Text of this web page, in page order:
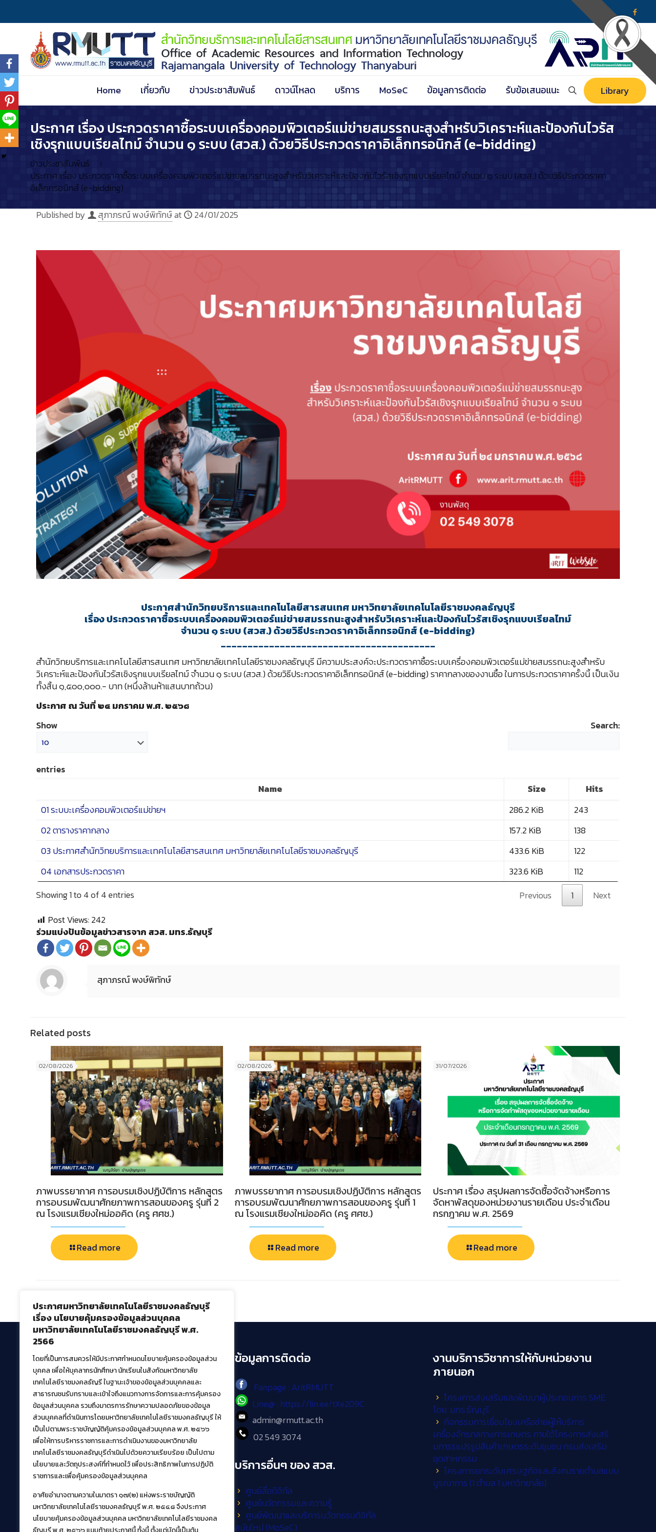
ประกาศมหาวิทยาลัยเทคโนโลยีราชมงคลธัญบุรี
เรื่อง นโยบายคุ้มครองข้อมูลส่วนบุคคล
มหาวิทยาลัยเทคโนโลยีราชมงคลธัญบุรี พ.ศ.
2566
โดยที่เป็นการสมควรให้มีประกาศกำหนดนโยบายคุ้มครองข้อมูลส่วน
บุคคล เพื่อให้บุคลากรนักศึกษา นักเรียนในสังกัดมหาวิทยาลัย
เทคโนโลยีราชมงคลธัญรี ในฐานะเจ้าของข้อมูลส่วนบุคคลและ
สาธารณชนรับทราบและเข้าใจถึงแนวทางการจัดการและการคุ้มครอง
ข้อมูลส่วนบุคคล รวมถึงมาตรการรักษาความปลอดภัยของข้อมูล
ส่วนบุคคลที่ดำเนินการโดยมหาวิทยาลัยเทคโนโลยีราชมงคลธัญบุรี ให้
เป็นไปตามพระราชบัญญัติคุ้มครองข้อมูลส่วนบุคคล พ.ศ. ๒๕๖๖
เพื่อให้การบริหารราชการและการดำเนินงานของมหาวิทยาลัย
เทคโนโลยีราชมงคลธัญบุรีดำเนินไปด้วยความเรียบร้อย เป็นไปตาม
นโยบายและวัตถุประสงค์ที่กำหนดไว้ เพื่อประสิทธิภาพในการปฏิบัติ
ราชการและเพื่อคุ้มครองข้อมูลส่วนบุคคล
อาศัยอำนาจตามความในมาตรา ๑๗(๒) แห่งพระราชบัญญัติ
มหาวิทยาลัยเทคโนโลยีราชมงคลธัญบุรี พ.ศ. ๒๕๔๘ จึงประกาศ
นโยบายคุ้มครองข้อมูลส่วนบุคคล มหาวิทยาลัยเทคโนโลยีราชมงคล
Home เกี่ยวกับ ข่าวประชาสัมพันธ์ ดาวน์โหลด บริการ MoSeC ข้อมูลการติดต่อ รับข้อเสนอแนะ Library
ประกาศ เรื่อง ประกวดราคาซื้อระบบเครื่องคอมพิวเตอร์แม่ข่ายสมรรถนะสูงสำหรับวิเคราะห์และป้องกันไวรัส
เชิงรุกแบบเรียลไทม์ จำนวน ๑ ระบบ (สวส.) ด้วยวิธีประกวดราคาอิเล็กทรอนิกส์ (e-bidding)
ข่าวประชาสัมพันธ์
ประกาศ เรื่อง ประกวดราคาซื้อระบบเครื่องคอมพิวเตอร์แม่ข่ายสมรรถนะสูงสำหรับวิเคราะห์และป้องกันไวรัสเชิงรุกแบบเรียลไทม์ จำนวน ๑ ระบบ (สวส.) ด้วยวิธีประกวดราคา
อิเล็กทรอนิกส์ (e-bidding)
Published by สุภาภรณ์ พงษ์พิทักษ์at 24/01/2025
ประกาศสำนักวิทยบริการและเทคโนโลยีสารสนเทศ มหาวิทยาลัยเทคโนโลยีราชมงคลธัญบุรี
เรื่อง ประกวดราคาซื้อระบบเครื่องคอมพิวเตอร์แม่ข่ายสมรรถนะสูงสำหรับวิเคราะห์และป้องกันไวรัสเชิงรุกแบบเรียลไทม์
จำนวน ๑ ระบบ (สวส.) ด้วยวิธีประกวดราคาอิเล็กทรอนิกส์ (e-bidding)
________________________________________
สำนักวิทยบริการและเทคโนโลยีสารสนเทศ มหาวิทยาลัยเทคโนโลยีราชมงคลธัญบุรี มีความประสงค์จะประกวดราคาซื้อระบบเครื่องคอมพิวเตอร์แม่ข่ายสมรรถนะสูงสำหรับ
วิเคราะห์และป้องกันไวรัสเชิงรุกแบบเรียลไทม์ จำนวน ๑ ระบบ (สวส.) ด้วยวิธีประกวดราคาอิเล็กทรอนิกส์ (e-bidding) ราคากลางของงานซื้อ ในการประกวดราคาครั้งนี้ เป็นเงิน
ทั้งสิ้น ๑,๕๐๐,๐๐๐.- บาท (หนึ่งล้านห้าแสนบาทถ้วน)
ประกาศ ณ วันที่ ๒๔ มกราคม พ.ศ. ๒๕๖๘
Show
entries
Search:
Name Size
Hits
01 ระบบะเครื่องคอมพิวเตอร์แม่ข่ายฯ
286.2 KiB
243
02 ตารางราคากลาง
157.2 KiB
138
03 ประกาศสำนักวิทยบริการและเทคโนโลยีสารสนเทศ มหาวิทยาลัยเทคโนโลยีราชมงคลธัญบุรี
433.6 KiB
122
04 เอกสารประกวดราคา
323.6 KiB
112
Showing 1 to 4 of 4 entries
Previous 1
Next
Post Views:242
ร่วมแบ่งปันข้อมูลข่าวสารจาก สวส. มทร.ธัญบุรี
สุภาภรณ์ พงษ์พิทักษ์
Related posts
02/08/2026
ภาพบรรยากาศ การอบรมเชิงปฏิบัติการ หลักสูตร
การอบรมพัฒนาศักยภาพการสอนของครู รุ่นที่ 2
ณ โรงแรมเชียงใหม่ออคิด (ครู ศศช.)
Read more
02/08/2026
ภาพบรรยากาศ การอบรมเชิงปฏิบัติการ หลักสูตร
การอบรมพัฒนาศักยภาพการสอนของครู รุ่นที่ 1
ณ โรงแรมเชียงใหม่ออคิด (ครู ศศช.)
Read more
31/07/2026
ประกาศ เรื่อง สรุปผลการจัดซื้อจัดจ้างหรือการ
จัดหาพัสดุของหน่วยงานรายเดือน ประจำเดือน
กรกฎาคม พ.ศ. 2569
Read more
สำนักวิทยบริการและเทคโนโลยีสารสนเทศ
มหาวิทยาลัยเทคโนโลยีราชมงคลธัญบุรี
39 หมู่ที่ 1 ตำบลคลองหก อำเภอคลองหลวง จังหวัด
ปทุมธานี 12120
เผยแพร่ข้อมูลโดย.บุคลากร สวส.
สร้างและพัฒนาโดย.
ฝ่ายพัฒนาและเผยแพร่ข้อมูลเว็บไซต์
ข้อมูลการติดต่อ
Fanpage : AritRMUTT
Line@ : https://lin.ee/tXe209C
admin@rmutt.ac.th
02 549 3074
บริการอื่นๆ ของ สวส.
ศูนย์สื่อดิจิทัล
ศูนย์นวัตกรรมและความรู้
ศูนย์พัฒนาและบริการนวัตกรรมดิจิทัล
สมัยใหม่ (MoSeC)
งานบริการวิชาการให้กับหน่วยงาน
ภายนอก
โครงการส่งเสริมและพัฒนาผู้ประกอบการ SME
โดย. มทร.ธัญบุรี
กิจกรรมการเชื่อมโยงเครือข่ายผู้ให้บริการ
เครื่องจักรกลทางการเกษตร ภายใต้โครงการส่งเสริ
มการรแปรรูปสินค้าเกษตรระดับชุมชน กรมส่งเสริม
อุตสาหกรรม
โครงการยกระดับเศรษฐกิจและสังคมรายตำบลแบบ
บูรณาการ (1 ตำบล 1 มหาวิทยาลัย)